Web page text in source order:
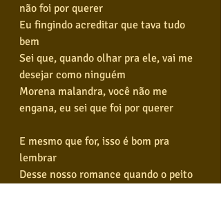
não foi por querer
Eu fingindo acreditar que tava tudo
bem
Sei que, quando olhar pra ele, vai me
desejar como ninguém
Morena malandra, você não me
engana, eu sei que foi por querer
E mesmo que for, isso é bom pra
lembrar
Desse nosso romance quando o peito